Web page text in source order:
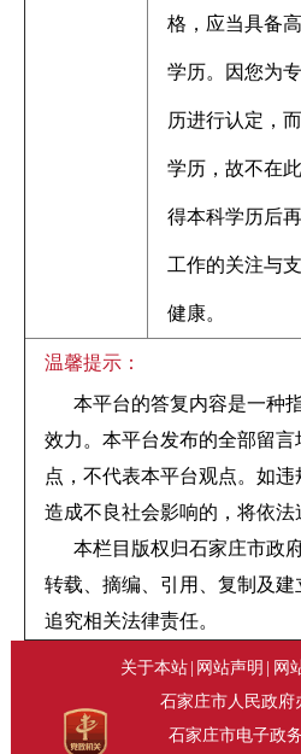
格，应当具备
学历。因您为
历进行认定，
学历，故不在
得本科学历后
工作的关注与
健康。
温馨提示：
本平台的答复内容是一种
效力。本平台发布的全部留
点，不代表本平台观点。如违
造成不良社会影响的，将依法
本栏目版权归石家庄市政
转载、摘编、引用、复制及
追究相关法律责任。
关于本站| 网站声明 | 网
石家庄市人民政府
石家庄市电子政